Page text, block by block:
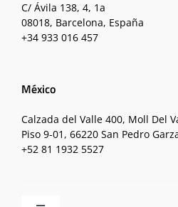
C/ Ávila 138, 4, 1a
08018, Barcelona, España
+34 933 016 457
México
Calzada del Valle 400, Moll Del
Piso 9-01, 66220 San Pedro
+52 81 1932 5527